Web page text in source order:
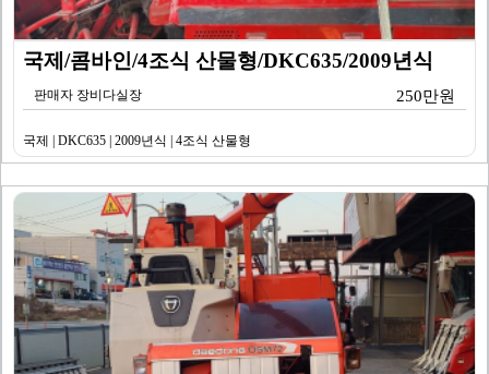
국제/콤바인/4조식 산물형/DKC635/2009년식
판매자 장비다실장 250만원
국제 | DKC635 | 2009년식 | 4조식 산물형